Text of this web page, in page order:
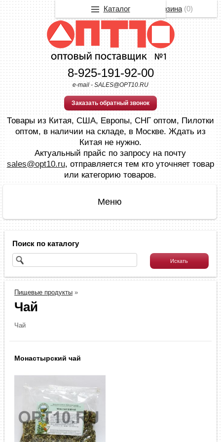
8-925-191-92-00
e-mail - SALES@OPT10.RU
Заказать обратный звонок
Товары из Китая, США, Европы, СНГ оптом, Пилотки
оптом, в наличии на складе, в Москве. Ждать из
Китая не нужно.
Актуальный прайс по запросу на почту
sales@opt10.ru, отправляется тем кто уточняет товар
или категорию товаров.
Поиск по каталогу
Пищевые продукты »
Чай
Чай
Монастырский чай
Корзина(0)
Каталог